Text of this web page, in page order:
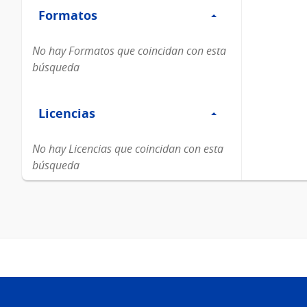
Formatos
Formatos
No hay Formatos que coincidan con esta
búsqueda
Licencias
Licencias
No hay Licencias que coincidan con esta
búsqueda